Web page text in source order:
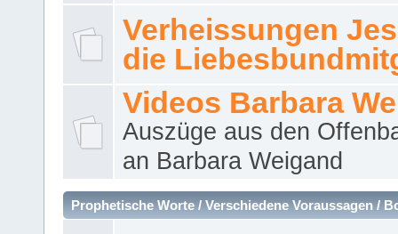
Verheissungen
die
Videos Barbara
Auszüge aus den
an Barbara Weigand
Prophetische Worte / Verschiedene Voraussagen /